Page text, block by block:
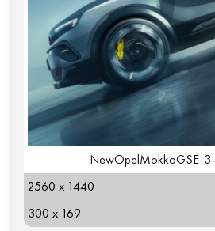
Qui
NewOpelMokkaGSE-
2560 x 1440
300 x 169